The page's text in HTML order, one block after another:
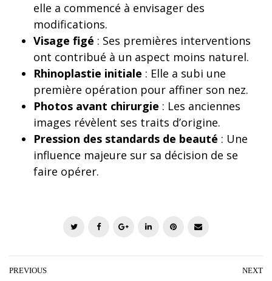
elle a commencé à envisager des
modifications.
Visage figé : Ses premières interventions
ont contribué à un aspect moins naturel.
Rhinoplastie initiale : Elle a subi une
première opération pour affiner son nez.
Photos avant chirurgie : Les anciennes
images révèlent ses traits d’origine.
Pression des standards de beauté : Une
influence majeure sur sa décision de se
faire opérer.
i
c
o
n
n
a
PREVIOUS NEXT